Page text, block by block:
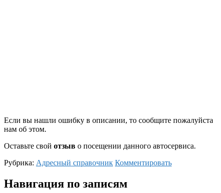
Если вы нашли ошибку в описании, то сообщите пожалуйста
нам об этом.
Оставьте свой отзыв о посещении данного автосервиса.
Рубрика: Адресный справочник Комментировать
Навигация по записям